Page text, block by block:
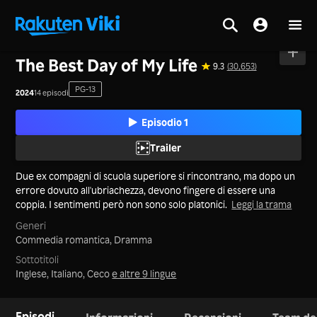
The Best Day of My Life 9.3 (30,653)
202414 episodi PG-13
Episodio 1
Trailer
Due ex compagni di scuola superiore si rincontrano, ma dopo un
errore dovuto all'ubriachezza, devono fingere di essere una
coppia. I sentimenti però non sono solo platonici. Leggi la trama
Generi
Commedia romantica, Dramma
Sottotitoli
Inglese, Italiano, Cecoe altre 9 lingue